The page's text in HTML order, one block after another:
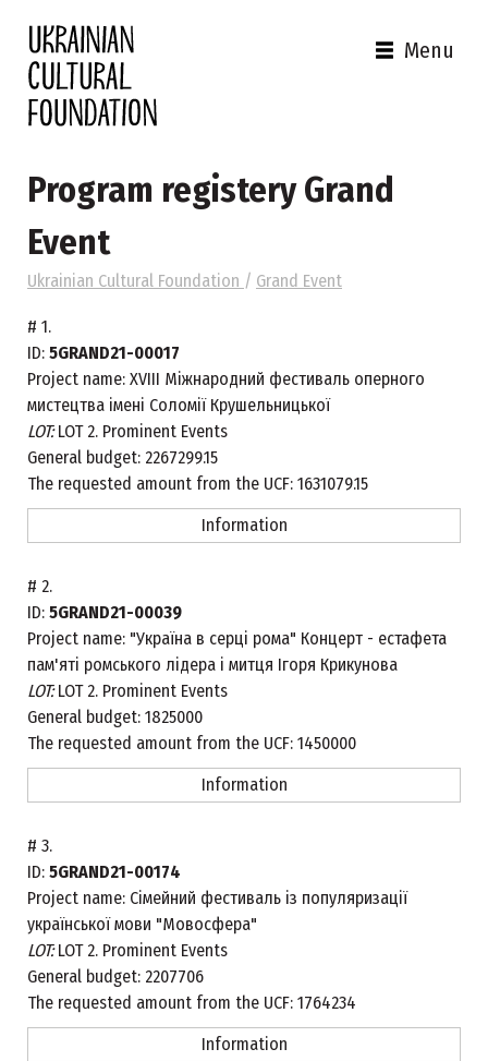
Menu
Program registery Grand
Event
Ukrainian Cultural Foundation / Grand Event
# 1.
ID: 5GRAND21-00017
Project name: XVIIІ Міжнародний фестиваль оперного
мистецтва імені Соломії Крушельницької
LOT:LOT 2. Prominent Events
General budget: 2267299.15
The requested amount from the UCF: 1631079.15
Information
# 2.
ID: 5GRAND21-00039
Project name: "Україна в серці рома" Концерт - естафета
пам'яті ромського лідера і митця Ігоря Крикунова
LOT:LOT 2. Prominent Events
General budget: 1825000
The requested amount from the UCF: 1450000
Information
# 3.
ID: 5GRAND21-00174
Project name: Сімейний фестиваль із популяризації
української мови "Мовосфера"
LOT:LOT 2. Prominent Events
General budget: 2207706
The requested amount from the UCF: 1764234
Information